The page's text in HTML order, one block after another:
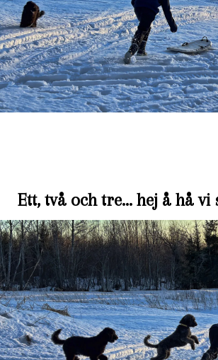
Ett, två och tre… hej å hå vi